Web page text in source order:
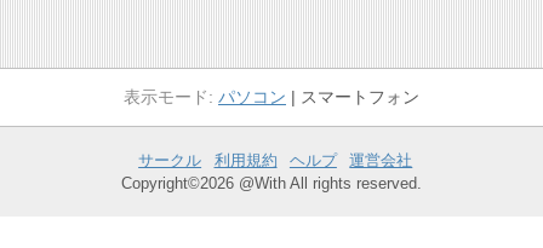
パソコン スマートフォン
サークル 利用規約 ヘルプ
運営会社
Copyright©2026 @With All rights reserved.